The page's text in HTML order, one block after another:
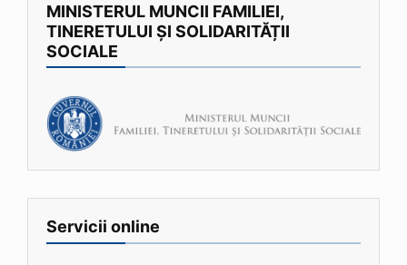
MINISTERUL MUNCII FAMILIEI,
TINERETULUI ȘI SOLIDARITĂȚII
SOCIALE
Servicii online